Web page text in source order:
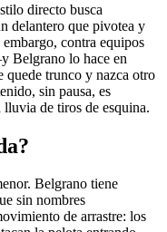
directo busca
delantero que pivotea y
contra equipos
Belgrano lo hace en
trunco y nazca otro
sin pausa, es
lluvia de tiros de esquina.
Belgrano tiene
sin nombres
de arrastre: los